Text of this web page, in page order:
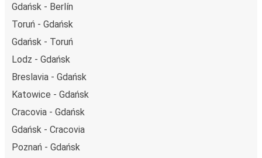
Gdańsk - Berlín
Toruń - Gdańsk
Gdańsk - Toruń
Lodz - Gdańsk
Breslavia - Gdańsk
Katowice - Gdańsk
Cracovia - Gdańsk
Gdańsk - Cracovia
Poznań - Gdańsk